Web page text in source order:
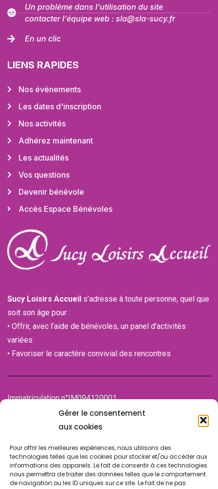
Gérer le consentement
aux cookies
Pour offrir les meilleures expériences, nous utilisons des
technologies telles que les cookies pour stocker et/ou accéder aux
informations des appareils. Le fait de consentir à ces technologies
nous permettra de traiter des données telles que le comportement
de navigation ou les ID uniques sur ce site. Le fait de ne pas
Un problème dans l'utilisation du site
contacter l'équipe web : sla@sla-sucy.fr
En un clic
LIENS RAPIDES
Nos évènements
Les dates d'inscription
Nos activités
Adhérez maintenant
Les actualités
Vos questions
Devenir bénévole
Accès Espace Bénévoles
Sucy Loisirs Accueil s’adresse à toute personne, quel que
soit son âge pour :
• Offrir, avec l’aide de bénévoles, un panel d’activités
variées
• Favoriser le caractère convivial des rencontres
Immatriculation n°IM094120001
de la Chambre des associations (CDA)
94100 SAINT-MAUR-DES-FOSSES